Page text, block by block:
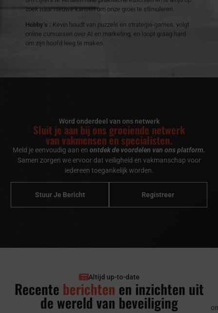
zoek naar nieuwe kansen om onze groei te stimuleren.
Hobby’s : Kevin houdt van puzzels en strategie-games, volgt
online cursussen over AI en marketing, en loopt graag hard
om zijn hoofd leeg te maken.
Word onderdeel van ons netwerk
Sluit je aan bij ons groeiende netwerk
van vakmensen en specialisten.
Meld je eenvoudig aan en ontdek de voordelen van ons platform.
Samen zorgen we ervoor dat veiligheid en vakmanschap voor
iedereen toegankelijk worden.
Stuur Je Bericht Registreer
Altijd up-to-date
Recente berichten en inzichten uit
de wereld van beveiliging